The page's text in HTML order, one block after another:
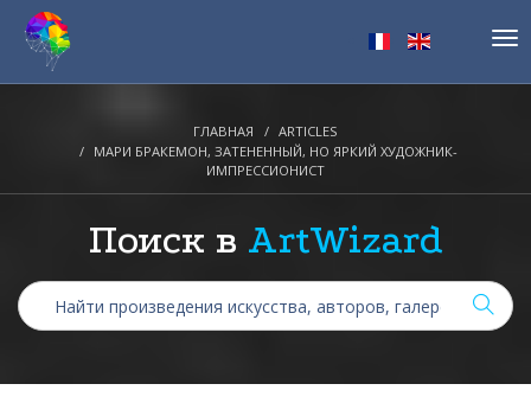
ГЛАВНАЯ
ARTICLES
МАРИ БРАКЕМОН, ЗАТЕНЕННЫЙ, НО ЯРКИЙ ХУДОЖНИК-
ИМПРЕССИОНИСТ
Поиск в ArtWizard